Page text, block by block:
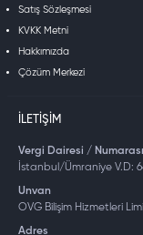
Satış Sözleşmesi
KVKK Metni
Hakkımızda
Çözüm Merkezi
İLETIŞIM
Vergi Dairesi / Numarası
İstanbul/Ümraniye V.D:
Unvan
OVG Bilişim Hizmetleri
Adres